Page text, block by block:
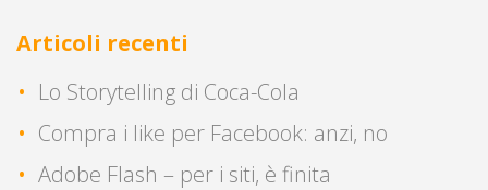
Articoli recenti
Lo Storytelling di Coca-Cola
Compra i like per Facebook: anzi, no
Adobe Flash – per i siti, è finita